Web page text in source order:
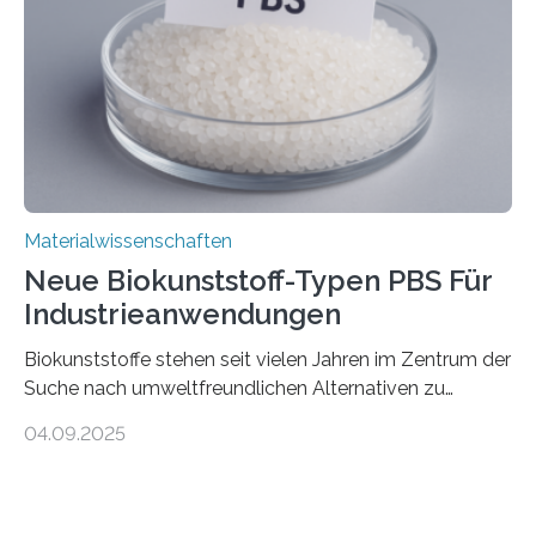
Forschende an der Universität Göttingen gemeinsam
mit Kollegen aus Braunschweig, Bremen und der
Schweiz direkt beobachtet, wie in Graphen…
Materialwissenschaften
Neue Biokunststoff-Typen PBS Für
Industrieanwendungen
Biokunststoffe stehen seit vielen Jahren im Zentrum der
Suche nach umweltfreundlichen Alternativen zu
an fossilen Rohstoffen reduzieren, schonen Ressourcen
04.09.2025